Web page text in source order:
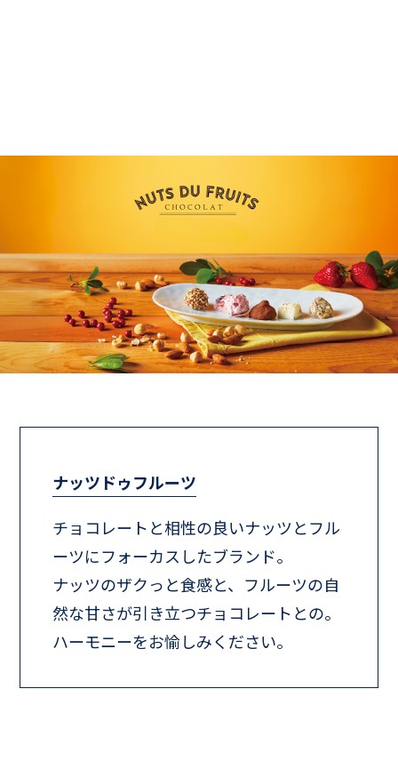
ナッツドゥフルーツ
チョコレートと相性の良いナッツとフル
ーツにフォーカスしたブランド。
ナッツのザクっと食感と、フルーツの自
然な甘さが引き立つチョコレートとの。
ハーモニーをお愉しみください。